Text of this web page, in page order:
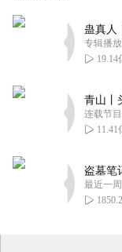
专辑播
19.14
连载节
11.41
最近一